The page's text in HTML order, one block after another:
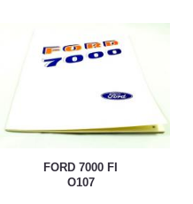
FORD 7000 FI
O107